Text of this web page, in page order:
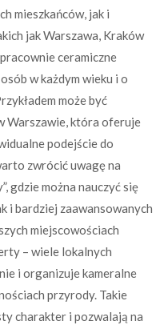
mieszkańców, jak i
jak Warszawa, Kraków
ceramiczne
w każdym wieku i o
może być
Warszawie, która oferuje
podejście do
zwrócić uwagę na
gdzie można nauczyć się
i bardziej zaawansowanych
miejscowościach
– wiele lokalnych
i organizuje kameralne
przyrody. Takie
charakter i pozwalają na